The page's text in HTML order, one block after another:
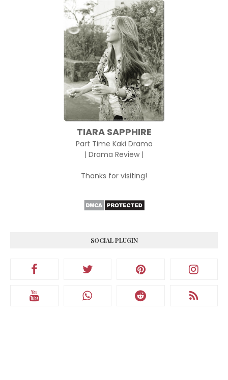
TIARA SAPPHIRE
Part Time Kaki Drama
| Drama Review |
Thanks for visiting!
SOCIAL PLUGIN